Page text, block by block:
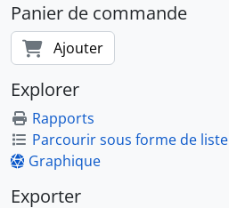
Panier de commande
Ajouter
Explorer
Rapports
Parcourir sous forme de liste
Graphique
Exporter